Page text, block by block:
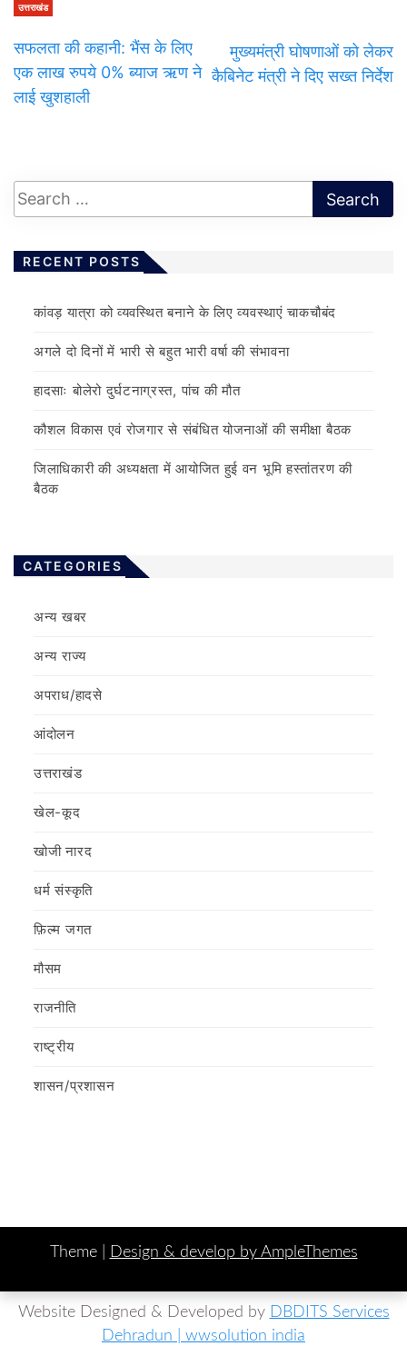
उत्तराखंड
सफलता की कहानी: भैंस के लिए
एक लाख रुपये 0% ब्याज ऋण ने
लाई खुशहाली
मुख्यमंत्री घोषणाओं को लेकर
कैबिनेट मंत्री ने दिए सख्त निर्देश
RECENT POSTS
कांवड़ यात्रा को व्यवस्थित बनाने के लिए व्यवस्थाएं चाकचौबंद
अगले दो दिनों में भारी से बहुत भारी वर्षा की संभावना
हादसाः बोलेरो दुर्घटनाग्रस्त, पांच की मौत
कौशल विकास एवं रोजगार से संबंधित योजनाओं की समीक्षा बैठक
जिलाधिकारी की अध्यक्षता में आयोजित हुई वन भूमि हस्तांतरण की
बैठक
CATEGORIES
अन्य खबर
अन्य राज्य
अपराध/हादसे
आंदोलन
उत्तराखंड
खेल-कूद
खोजी नारद
धर्म संस्कृति
फ़िल्‍म जगत
मौसम
राजनीति
राष्ट्रीय
शासन/प्रशासन
Theme | Design & develop by AmpleThemes
Website Designed & Developed by DBDITS Services
Dehradun | wwsolution india